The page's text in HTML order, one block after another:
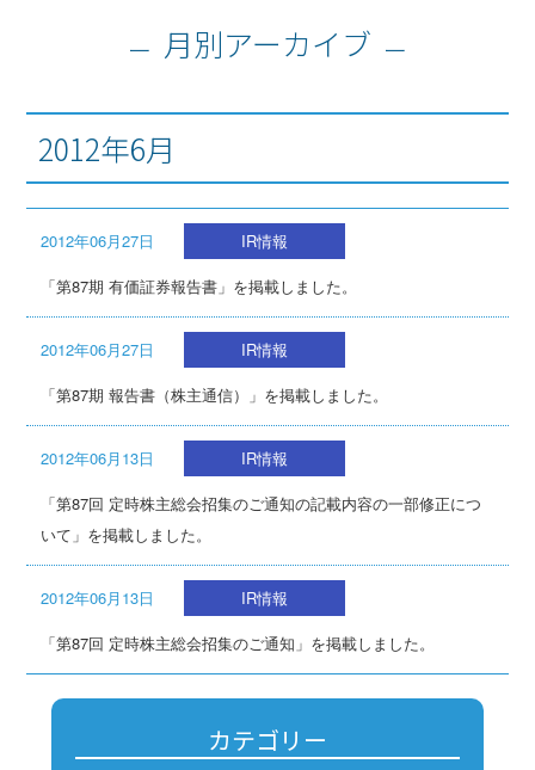
月別アーカイブ
2012年6月
2012年06月27日
IR情報
「第87期 有価証券報告書」を掲載しました。
2012年06月27日
IR情報
「第87期 報告書（株主通信）」を掲載しました。
2012年06月13日
IR情報
「第87回 定時株主総会招集のご通知の記載内容の一部修正につ
いて」を掲載しました。
2012年06月13日
IR情報
「第87回 定時株主総会招集のご通知」を掲載しました。
カテゴリー